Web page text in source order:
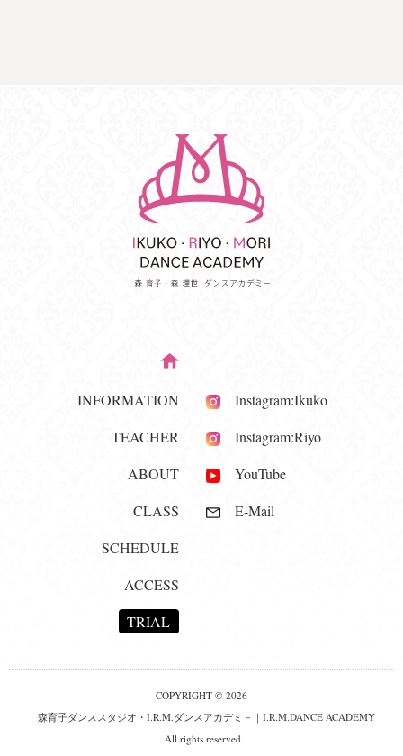
INFORMATION
TEACHER
ABOUT
CLASS
SCHEDULE
ACCESS
TRIAL
Instagram:Ikuko
Instagram:Riyo
YouTube
E-Mail
COPYRIGHT © 2026
森育子ダンススタジオ・I.R.M.ダンスアカデミ－｜I.R.M.DANCE ACADEMY
. All rights reserved.